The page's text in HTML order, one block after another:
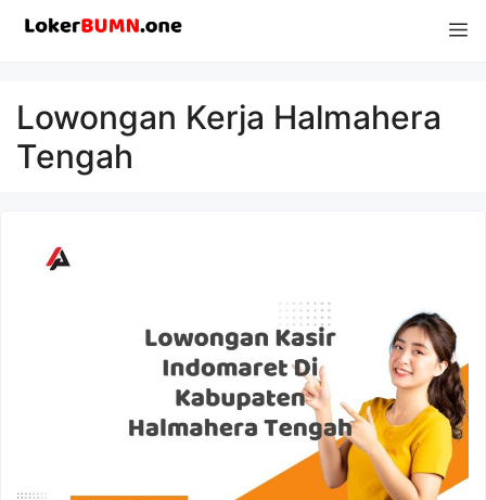
Langsung
Lowongan Kerja Halmahera
Tengah